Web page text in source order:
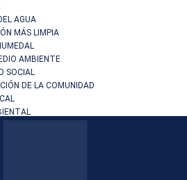
AGUA
MÁS LIMPIA
AMBIENTE
SOCIAL
DE LA COMUNIDAD